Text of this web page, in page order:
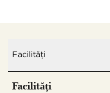
Facilităţi
Facilităţi